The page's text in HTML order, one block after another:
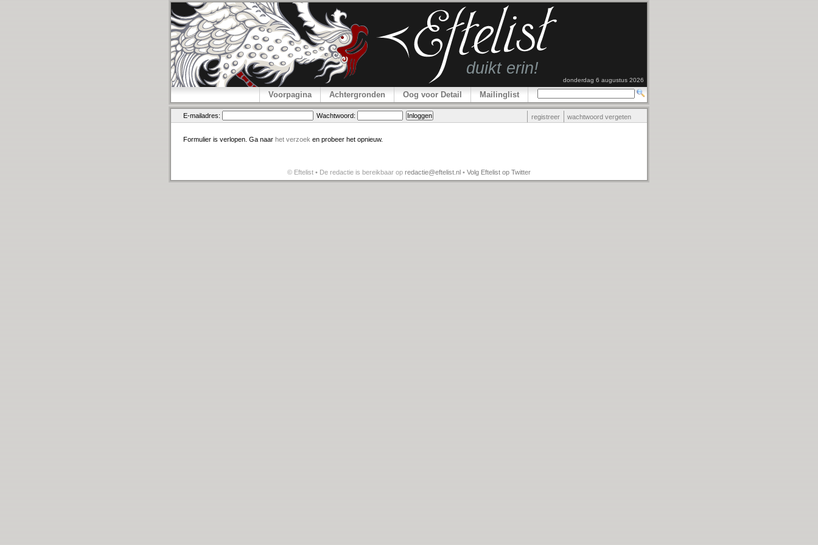
donderdag 6 augustus 2026
Voorpagina Achtergronden Oog voor Detail Mailinglist
E-mailadres: Wachtwoord: registreer wachtwoord vergeten
Formulier is verlopen. Ga naar het verzoek en probeer het opnieuw.
© Eftelist • De redactie is bereikbaar op redactie@eftelist.nl • Volg Eftelist op Twitter